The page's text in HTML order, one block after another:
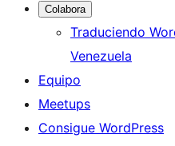
Colabora
Traduciendo
Venezuela
Equipo
Meetups
Consigue WordPress